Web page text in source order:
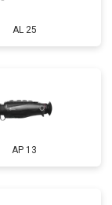
AL 25
AP 13